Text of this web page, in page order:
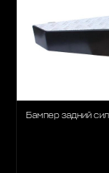
Бампер задний